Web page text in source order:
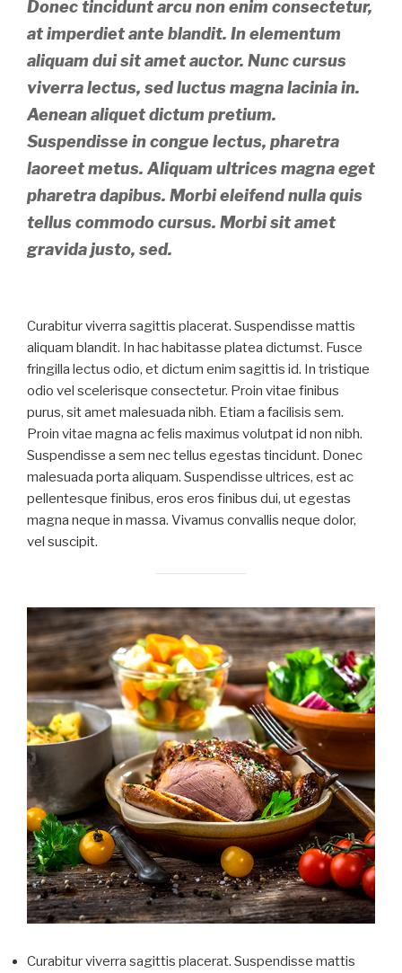
Donec tincidunt arcu non enim consectetur,
at imperdiet ante blandit. In elementum
aliquam dui sit amet auctor. Nunc cursus
viverra lectus, sed luctus magna lacinia in.
Aenean aliquet dictum pretium.
Suspendisse in congue lectus, pharetra
laoreet metus. Aliquam ultrices magna eget
pharetra dapibus. Morbi eleifend nulla quis
tellus commodo cursus. Morbi sit amet
gravida justo, sed.
Curabitur viverra sagittis placerat. Suspendisse mattis
aliquam blandit. In hac habitasse platea dictumst. Fusce
fringilla lectus odio, et dictum enim sagittis id. In tristique
odio vel scelerisque consectetur. Proin vitae finibus
purus, sit amet malesuada nibh. Etiam a facilisis sem.
Proin vitae magna ac felis maximus volutpat id non nibh.
Suspendisse a sem nec tellus egestas tincidunt. Donec
malesuada porta aliquam. Suspendisse ultrices, est ac
pellentesque finibus, eros eros finibus dui, ut egestas
magna neque in massa. Vivamus convallis neque dolor,
vel suscipit.
Curabitur viverra sagittis placerat. Suspendisse mattis